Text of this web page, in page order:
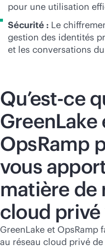
pour une utilisation
Sécurité : Le
gestion des identités
et les conversations
Qu’est-ce
GreenLake
OpsRamp
vous
matière de
cloud privé
GreenLake et OpsRamp
au réseau cloud privé